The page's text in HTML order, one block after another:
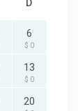
D
6
$ 0
13
$ 0
20